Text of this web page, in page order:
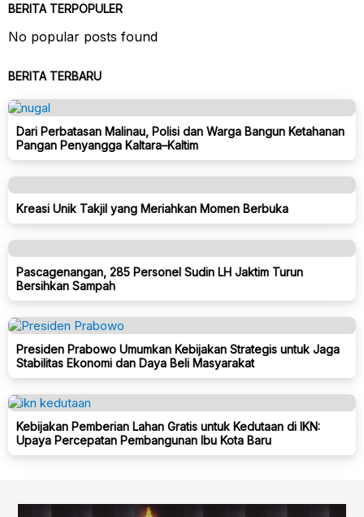
BERITA TERPOPULER
No popular posts found
BERITA TERBARU
Dari Perbatasan Malinau, Polisi dan Warga Bangun Ketahanan
Pangan Penyangga Kaltara–Kaltim
Kreasi Unik Takjil yang Meriahkan Momen Berbuka
Pascagenangan, 285 Personel Sudin LH Jaktim Turun
Bersihkan Sampah
Presiden Prabowo Umumkan Kebijakan Strategis untuk Jaga
Stabilitas Ekonomi dan Daya Beli Masyarakat
Kebijakan Pemberian Lahan Gratis untuk Kedutaan di IKN:
Upaya Percepatan Pembangunan Ibu Kota Baru